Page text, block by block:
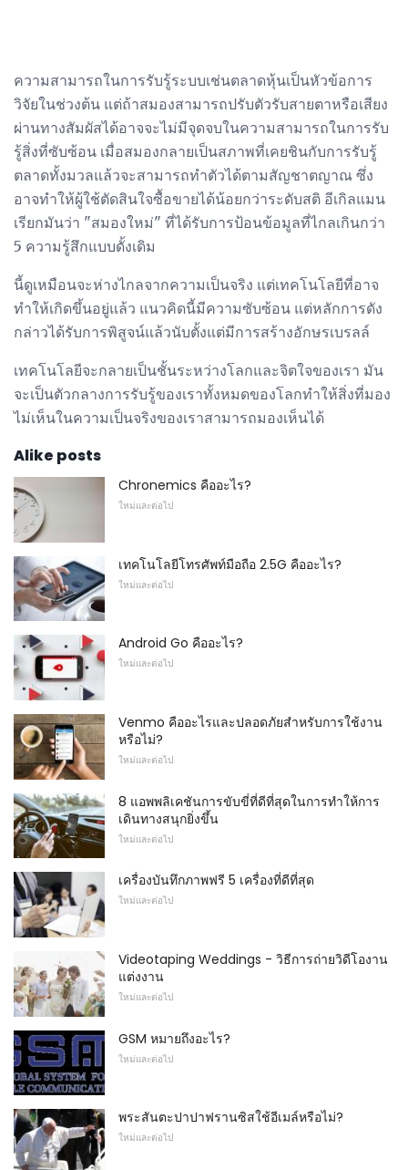
ความสามารถในการรับรู้ระบบเช่นตลาดหุ้นเป็นหัวข้อการ
วิจัยในช่วงต้น แต่ถ้าสมองสามารถปรับตัวรับสายตาหรือเสียง
ผ่านทางสัมผัสได้อาจจะไม่มีจุดจบในความสามารถในการรับ
รู้สิ่งที่ซับซ้อน เมื่อสมองกลายเป็นสภาพที่เคยชินกับการรับรู้
ตลาดทั้งมวลแล้วจะสามารถทำตัวได้ตามสัญชาตญาณ ซึ่ง
อาจทำให้ผู้ใช้ตัดสินใจซื้อขายได้น้อยกว่าระดับสติ อีเกิลแมน
เรียกมันว่า "สมองใหม่" ที่ได้รับการป้อนข้อมูลที่ไกลเกินกว่า
5 ความรู้สึกแบบดั้งเดิม
นี้ดูเหมือนจะห่างไกลจากความเป็นจริง แต่เทคโนโลยีที่อาจ
ทำให้เกิดขึ้นอยู่แล้ว แนวคิดนี้มีความซับซ้อน แต่หลักการดัง
กล่าวได้รับการพิสูจน์แล้วนับตั้งแต่มีการสร้างอักษรเบรลล์
เทคโนโลยีจะกลายเป็นชั้นระหว่างโลกและจิตใจของเรา มัน
จะเป็นตัวกลางการรับรู้ของเราทั้งหมดของโลกทำให้สิ่งที่มอง
ไม่เห็นในความเป็นจริงของเราสามารถมองเห็นได้
Alike posts
Chronemics คืออะไร?
ใหม่และต่อไป
เทคโนโลยีโทรศัพท์มือถือ 2.5G คืออะไร?
ใหม่และต่อไป
Android Go คืออะไร?
ใหม่และต่อไป
Venmo คืออะไรและปลอดภัยสำหรับการใช้งาน
หรือไม่?
ใหม่และต่อไป
8 แอพพลิเคชันการขับขี่ที่ดีที่สุดในการทำให้การ
เดินทางสนุกยิ่งขึ้น
ใหม่และต่อไป
เครื่องบันทึกภาพฟรี 5 เครื่องที่ดีที่สุด
ใหม่และต่อไป
Videotaping Weddings - วิธีการถ่ายวิดีโองาน
แต่งงาน
ใหม่และต่อไป
GSM หมายถึงอะไร?
ใหม่และต่อไป
พระสันตะปาปาฟรานซิสใช้อีเมล์หรือไม่?
ใหม่และต่อไป